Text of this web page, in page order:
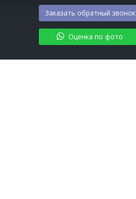
Заказать обратный звонок
Оценка по фото